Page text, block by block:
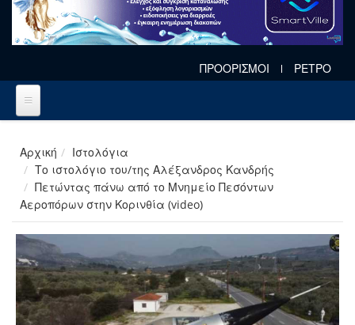
ΠΡΟΟΡΙΣΜΟΙ ΡΕΤΡΟ
Αρχική
Ιστολόγια
Το ιστολόγιο του/της Αλέξανδρος Κανδρής
Πετώντας πάνω από το Μνημείο Πεσόντων
Αεροπόρων στην Κορινθία (video)